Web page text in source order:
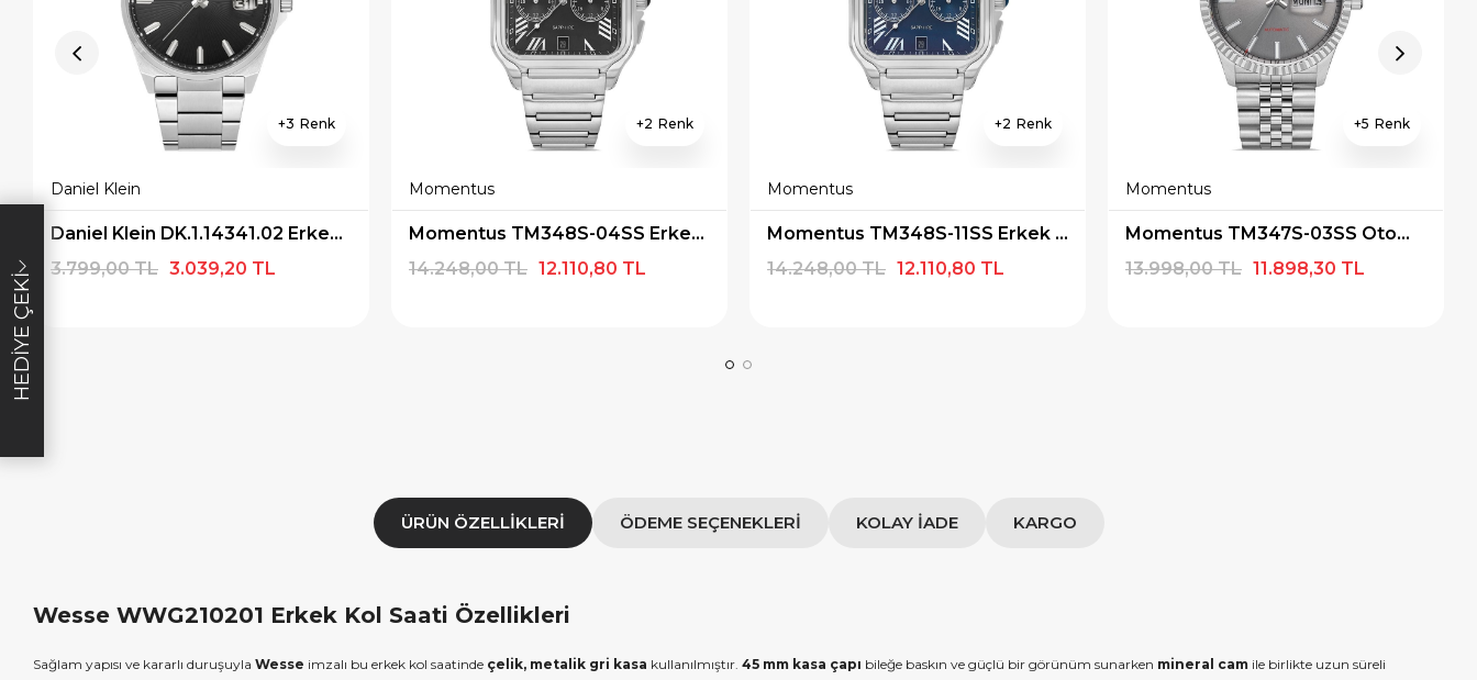
3
Daniel Klein
Daniel Klein DK.1.14341.02 Erkek Kol Saati
3.039,20 TL
3.799,00 TL
2
Momentus
Momentus TM348S-04SS Erkek Kol Saati
12.110,80 TL
14.248,00 TL
2
Momentus
Momentus TM348S-11SS Erkek Kol Saati
12.110,80 TL
14.248,00 TL
5
Momentus
Momentus TM347S-03SS Otomatik Erkek Kol Saati
11.898,30 TL
13.998,00 TL
ÜRÜN ÖZELLIKLERI ÖDEME SEÇENEKLERI KOLAY İADE KARGO
Wesse WWG210201 Erkek Kol Saati Özellikleri
Sağlam yapısı ve kararlı duruşuyla Wesse imzalı bu erkek kol saatinde çelik, metalik gri kasa kullanılmıştır. 45 mm kasa çapı bileğe baskın ve güçlü bir görünüm sunarken mineral cam ile birlikte uzun süreli
HEDIYE ÇEKI
özel
Çeki
× SEPETTE İNDİRİM
19.999 TL üzeri alışverişe özel
SEPETTE İNDİRİM
4.999 TL üzeri alışverişe özel 500
× SEPETTE İNDİRİM
9.999 TL üzeri alışverişe özel
×